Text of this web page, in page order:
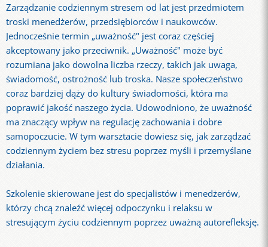
Zarządzanie codziennym stresem od lat jest przedmiotem
troski menedżerów, przedsiębiorców i naukowców.
Jednocześnie termin „uważność" jest coraz częściej
akceptowany jako przeciwnik. „Uważność" może być
rozumiana jako dowolna liczba rzeczy, takich jak uwaga,
świadomość, ostrożność lub troska. Nasze społeczeństwo
coraz bardziej dąży do kultury świadomości, która ma
poprawić jakość naszego życia. Udowodniono, że uważność
ma znaczący wpływ na regulację zachowania i dobre
samopoczucie. W tym warsztacie dowiesz się, jak zarządzać
codziennym życiem bez stresu poprzez myśli i przemyślane
działania.
Szkolenie skierowane jest do specjalistów i menedżerów,
którzy chcą znaleźć więcej odpoczynku i relaksu w
stresującym życiu codziennym poprzez uważną autorefleksję.